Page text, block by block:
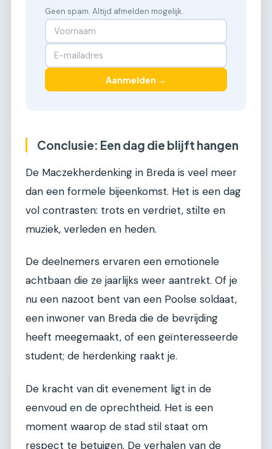
Geen spam. Altijd afmelden mogelijk.
Aanmelden →
Conclusie: Een dag die blijft hangen
De Maczekherdenking in Breda is veel meer
dan een formele bijeenkomst. Het is een dag
vol contrasten: trots en verdriet, stilte en
muziek, verleden en heden.
De deelnemers ervaren een emotionele
achtbaan die ze jaarlijks weer aantrekt. Of je
nu een nazoot bent van een Poolse soldaat,
een inwoner van Breda die de bevrijding
heeft meegemaakt, of een geïnteresseerde
student; de herdenking raakt je.
De kracht van dit evenement ligt in de
eenvoud en de oprechtheid. Het is een
moment waarop de stad stil staat om
respect te betuigen. De verhalen van de